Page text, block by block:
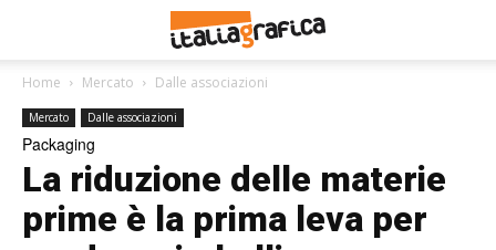
Home Mercato Dalle associazioni
Mercato Dalle associazioni
Packaging
La riduzione delle materie
prime è la prima leva per